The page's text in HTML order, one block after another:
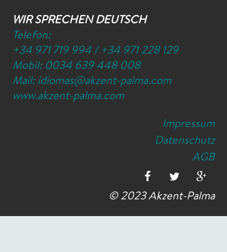
WIR SPRECHEN DEUTSCH
Telefon:
+34 971 719 994 / +34 971 228 129
Mobil: 0034 639 448 008
Mail: idiomas@akzent-palma.com
www.akzent-palma.com
Impressum
Datenschutz
AGB
© 2023 Akzent-Palma